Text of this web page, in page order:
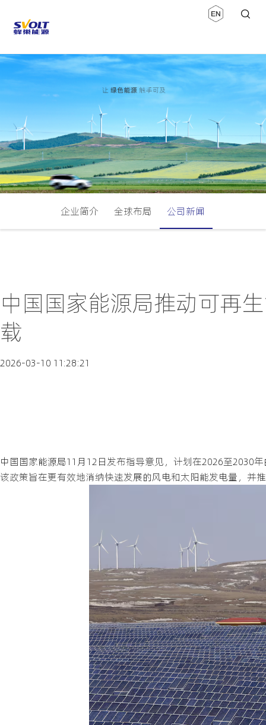
企业简介 全球布局 公司新闻
中国国家能源局推动可再
载
2026-03-10 11:28:21
中国国家能源局11月12日发布指导意见，计划在2026至2030
该政策旨在更有效地消纳快速发展的风电和太阳能发电量，并